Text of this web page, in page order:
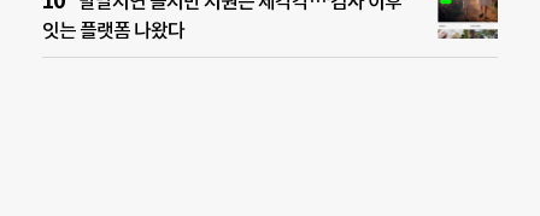
잇는 플랫폼 나왔다